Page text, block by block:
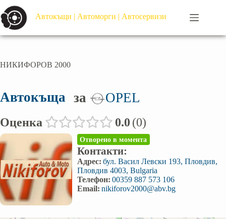
Автокъщи | Автоморги | Автосервизи
НИКИФОРОВ 2000
Автокъща за OPEL
Оценка 0.0 0
Отворено в момента
Контакти:
Адрес: бул. Васил Левски 193, Пловдив,
Пловдив 4003, Bulgaria
Телефон: 00359 887 573 106
Email: nikiforov2000@abv.bg